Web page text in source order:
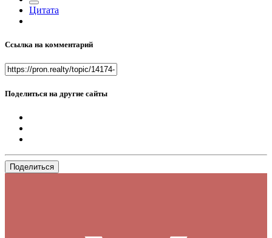
Цитата
Ссылка на комментарий
Поделиться на другие сайты
Поделиться